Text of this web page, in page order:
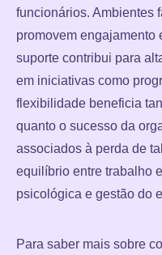
funcionários. Ambientes
promovem engajamento
suporte contribui para
em iniciativas como
flexibilidade beneficia
quanto o sucesso da
associados à perda de
equilíbrio entre trabalho
psicológica e gestão do
Para saber mais sobre